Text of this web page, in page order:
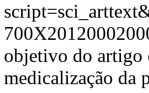
objetivo do artigo
medicalização da